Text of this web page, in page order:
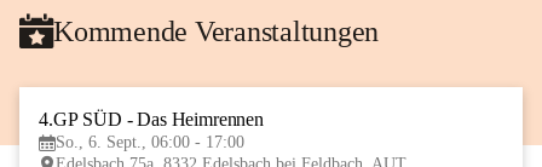
Kommende Veranstaltungen
4.GP SÜD - Das Heimrennen
So., 6. Sept., 06:00 - 17:00